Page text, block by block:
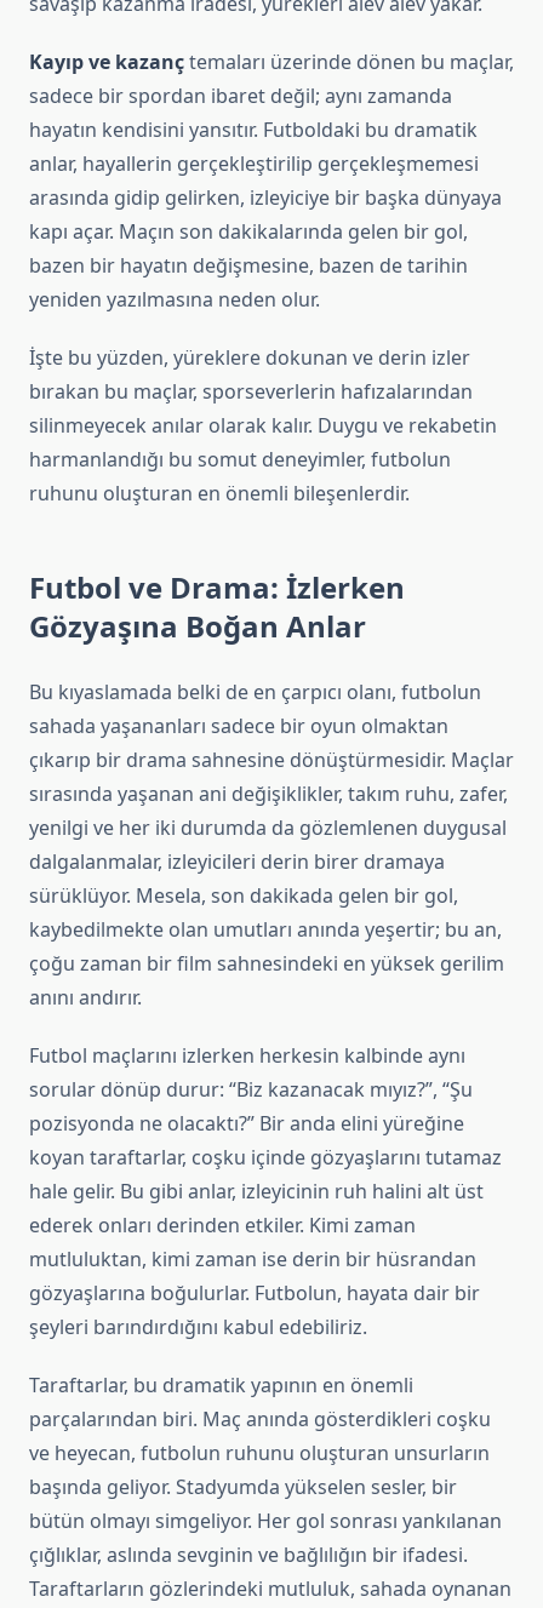
Kayıp ve kazançtemaları üzerinde dönen bu maçlar,
sadece bir spordan ibaret değil; aynı zamanda
hayatın kendisini yansıtır. Futboldaki bu dramatik
anlar, hayallerin gerçekleştirilip gerçekleşmemesi
arasında gidip gelirken, izleyiciye bir başka dünyaya
kapı açar. Maçın son dakikalarında gelen bir gol,
bazen bir hayatın değişmesine, bazen de tarihin
yeniden yazılmasına neden olur.
İşte bu yüzden, yüreklere dokunan ve derin izler
bırakan bu maçlar, sporseverlerin hafızalarından
silinmeyecek anılar olarak kalır. Duygu ve rekabetin
harmanlandığı bu somut deneyimler, futbolun
ruhunu oluşturan en önemli bileşenlerdir.
Futbol ve Drama: İzlerken
Gözyaşına Boğan Anlar
Bu kıyaslamada belki de en çarpıcı olanı, futbolun
sahada yaşananları sadece bir oyun olmaktan
çıkarıp bir drama sahnesine dönüştürmesidir. Maçlar
sırasında yaşanan ani değişiklikler, takım ruhu, zafer,
yenilgi ve her iki durumda da gözlemlenen duygusal
dalgalanmalar, izleyicileri derin birer dramaya
sürüklüyor. Mesela, son dakikada gelen bir gol,
kaybedilmekte olan umutları anında yeşertir; bu an,
çoğu zaman bir film sahnesindeki en yüksek gerilim
anını andırır.
Futbol maçlarını izlerken herkesin kalbinde aynı
sorular dönüp durur: “Biz kazanacak mıyız?”, “Şu
pozisyonda ne olacaktı?” Bir anda elini yüreğine
koyan taraftarlar, coşku içinde gözyaşlarını tutamaz
hale gelir. Bu gibi anlar, izleyicinin ruh halini alt üst
ederek onları derinden etkiler. Kimi zaman
mutluluktan, kimi zaman ise derin bir hüsrandan
gözyaşlarına boğulurlar. Futbolun, hayata dair bir
şeyleri barındırdığını kabul edebiliriz.
Taraftarlar, bu dramatik yapının en önemli
parçalarından biri. Maç anında gösterdikleri coşku
ve heyecan, futbolun ruhunu oluşturan unsurların
başında geliyor. Stadyumda yükselen sesler, bir
bütün olmayı simgeliyor. Her gol sonrası yankılanan
çığlıklar, aslında sevginin ve bağlılığın bir ifadesi.
Taraftarların gözlerindeki mutluluk, sahada oynanan